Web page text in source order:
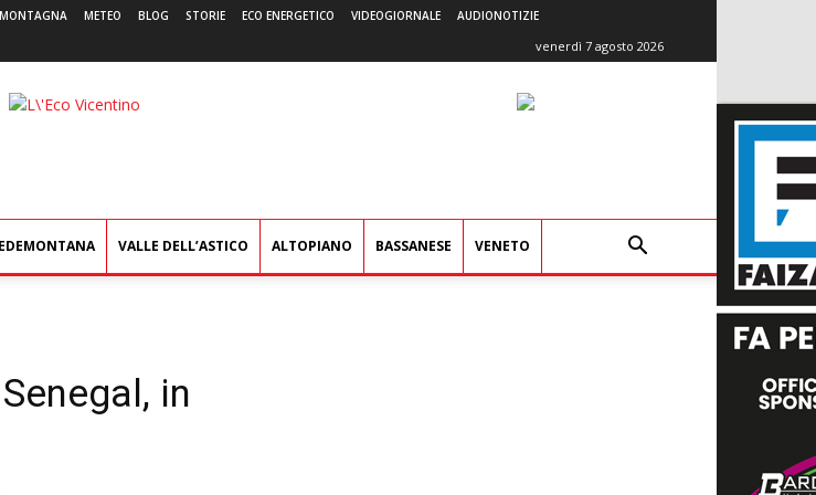
MONTAGNA METEO BLOG STORIE ECO ENERGETICO VIDEOGIORNALE AUDIONOTIZIE
venerdì 7 agosto 2026
L'Eco
VALLE DELL’ASTICO ALTOPIANO BASSANESE VENETO
in